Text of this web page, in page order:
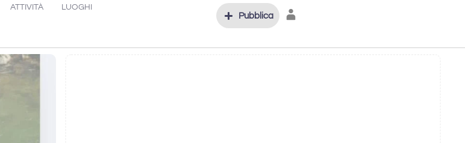
ATTIVITÀ LUOGHI
Pubblica